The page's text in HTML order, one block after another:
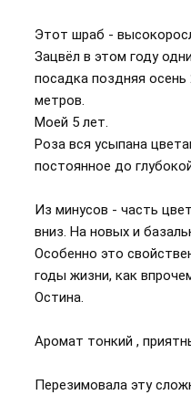
Этот шраб -
Зацвёл в этом году
посадка поздняя
метров.
Моей 5 лет.
Роза вся усыпана
постоянное до
Из минусов - часть
вниз. На новых и
Особенно это
годы жизни, как
Остина.
Аромат тонкий ,
Перезимовала эту